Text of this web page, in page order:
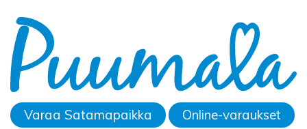
Varaa Satamapaikka
Online-varaukset